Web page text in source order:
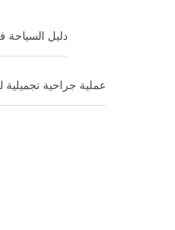
دليل السياحة
عملية جراحية تجميلية